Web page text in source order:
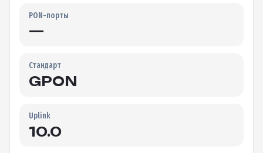
PON-порты
—
Стандарт
GPON
Uplink
10.0